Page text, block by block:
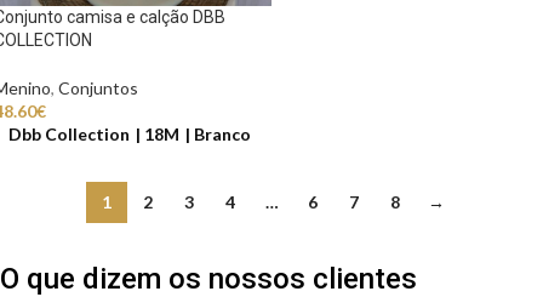
camisa e calção DBB
, Conjuntos
€
Dbb Collection
18M Branco
1 2 3 4 … 6 7 8 →
O que dizem os nossos clientes